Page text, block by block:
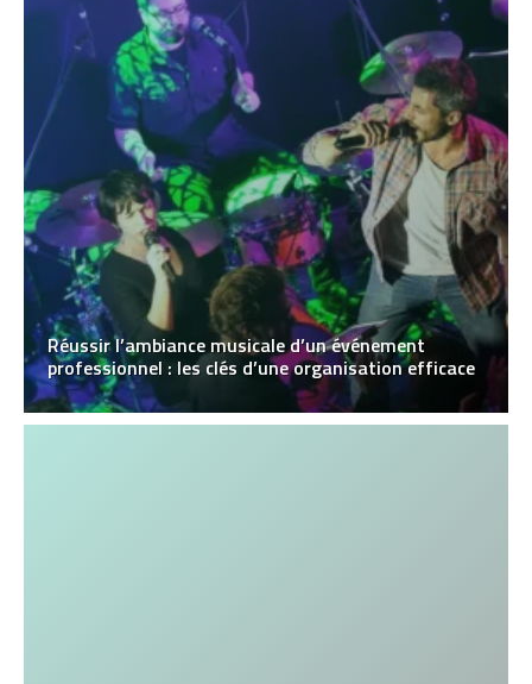
Réussir l’ambiance musicale d’un événement
professionnel : les clés d’une organisation efficace